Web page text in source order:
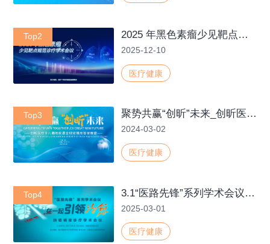
Top2 2025 年黑色素瘤少见靶点规范诊疗学术会议
2025-12-10
医疗健康
Top3 聚势共赢“创昕”未来_创昕医疗十八周年庆暨全球经销商答谢晚宴
2024-03-02
医疗健康
Top4 3.1“医路先锋”系列学术会议 “在一起引领治愈”肺癌精准诊疗学术会议
2025-03-01
医疗健康